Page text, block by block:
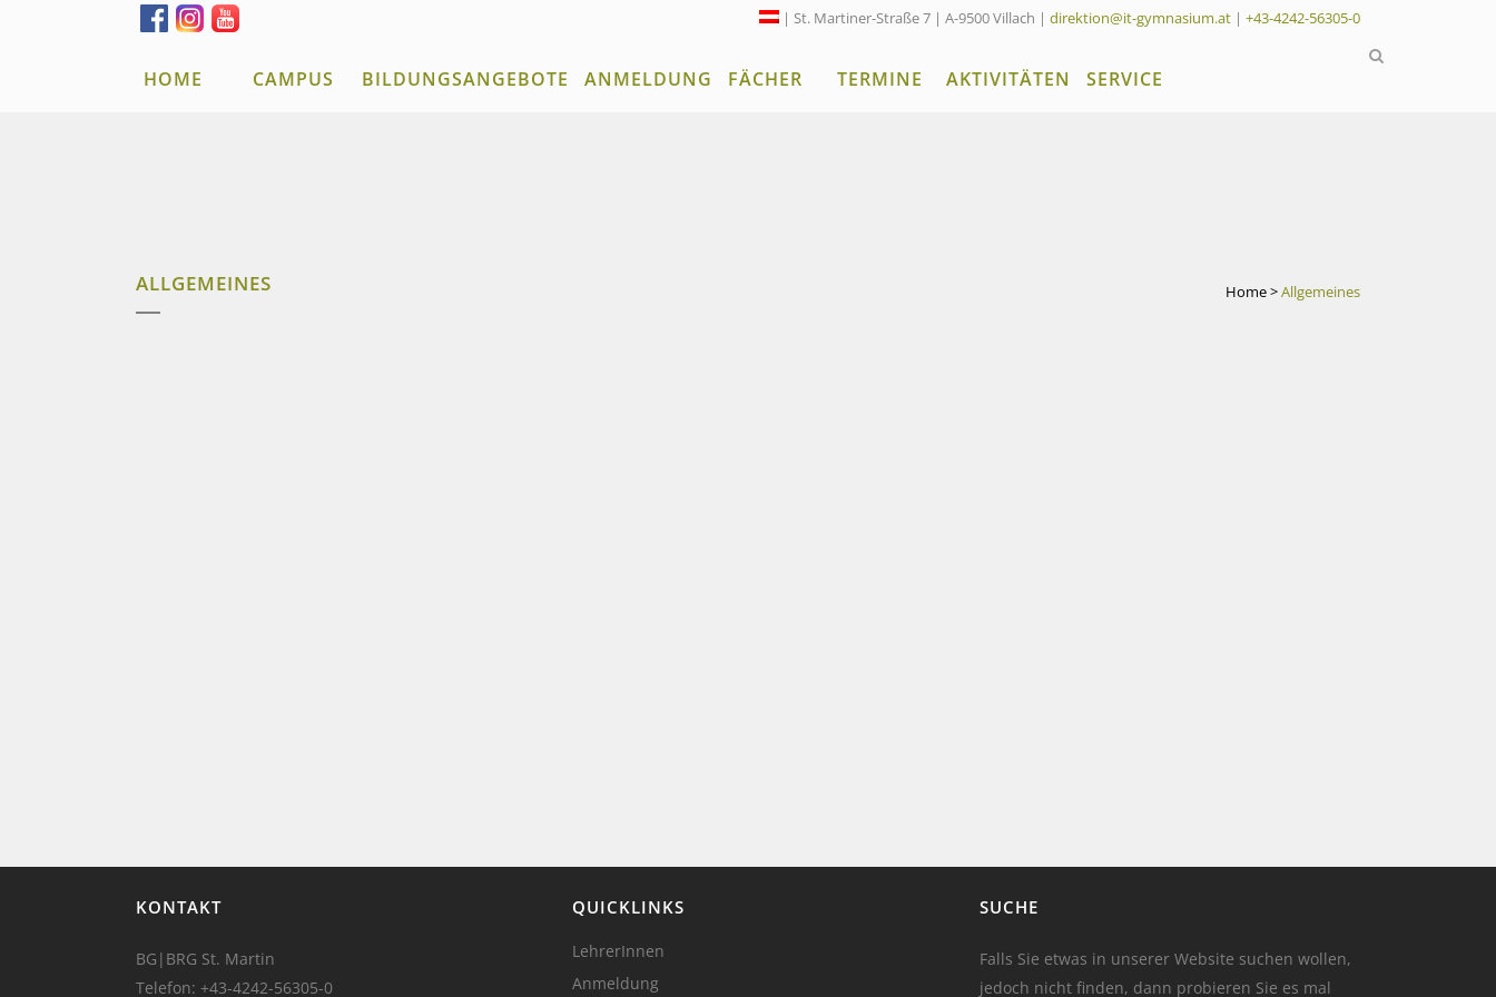
| St. Martiner-Straße 7 | A-9500 Villach | direktion@it-gymnasium.at | +43-4242-56305-0
HOME CAMPUS BILDUNGSANGEBOTE ANMELDUNG FÄCHER TERMINE AKTIVITÄTEN SERVICE
ALLGEMEINES Home>Allgemeines
KONTAKT
BG|BRG St. Martin
Telefon: +43-4242-56305-0
QUICKLINKS
LehrerInnen
Anmeldung
SUCHE
Falls Sie etwas in unserer Website suchen wollen,
jedoch nicht finden, dann probieren Sie es mal